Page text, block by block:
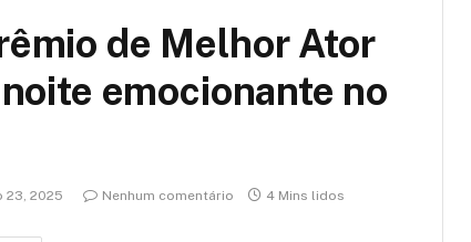
de Melhor Ator
emocionante no
23, 2025 Nenhum comentário 4 Mins lidos